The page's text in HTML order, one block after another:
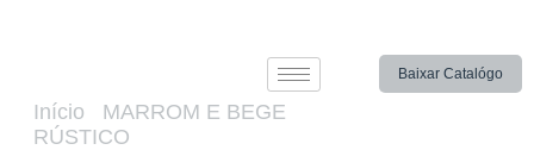
Baixar Catalógo
Início
MARROM E BEGE
RÚSTICO